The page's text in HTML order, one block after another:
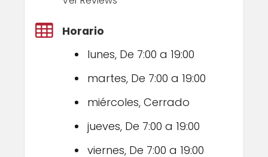
Horario
lunes, De 7:00 a 19:00
martes, De 7:00 a 19:00
miércoles, Cerrado
jueves, De 7:00 a 19:00
viernes, De 7:00 a 19:00